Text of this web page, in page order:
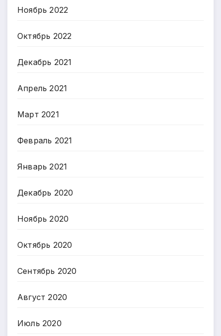
Ноябрь 2022
Октябрь 2022
Декабрь 2021
Апрель 2021
Март 2021
Февраль 2021
Январь 2021
Декабрь 2020
Ноябрь 2020
Октябрь 2020
Сентябрь 2020
Август 2020
Июль 2020